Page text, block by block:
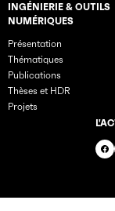
INGÉNIERIE & OUTILS
NUMÉRIQUES
Présentation
Thématiques
Publications
Thèses et HDR
Projets